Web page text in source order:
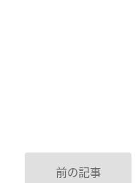
前の記事